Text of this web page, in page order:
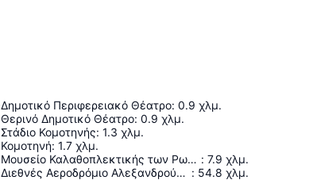
Δημοτικό Περιφερειακό Θέατρο: 0.9 χλμ.
Θερινό Δημοτικό Θέατρο: 0.9 χλμ.
Στάδιο Κομοτηνής: 1.3 χλμ.
Κομοτηνή: 1.7 χλμ.
Μουσείο Καλαθοπλεκτικής των Ρωμά : 7.9 χλμ.
Διεθνές Αεροδρόμιο Αλεξανδρούπολης "Δημόκριτος" : 54.8 χλμ.